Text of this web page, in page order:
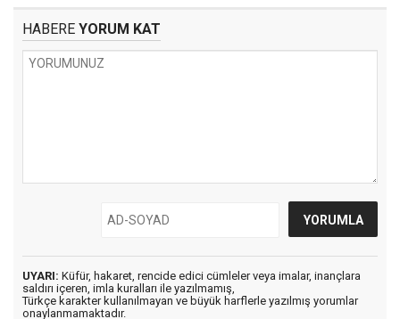
HABERE YORUM KAT
UYARI: Küfür, hakaret, rencide edici cümleler veya imalar, inançlara
saldırı içeren, imla kuralları ile yazılmamış,
Türkçe karakter kullanılmayan ve büyük harflerle yazılmış yorumlar
onaylanmamaktadır.